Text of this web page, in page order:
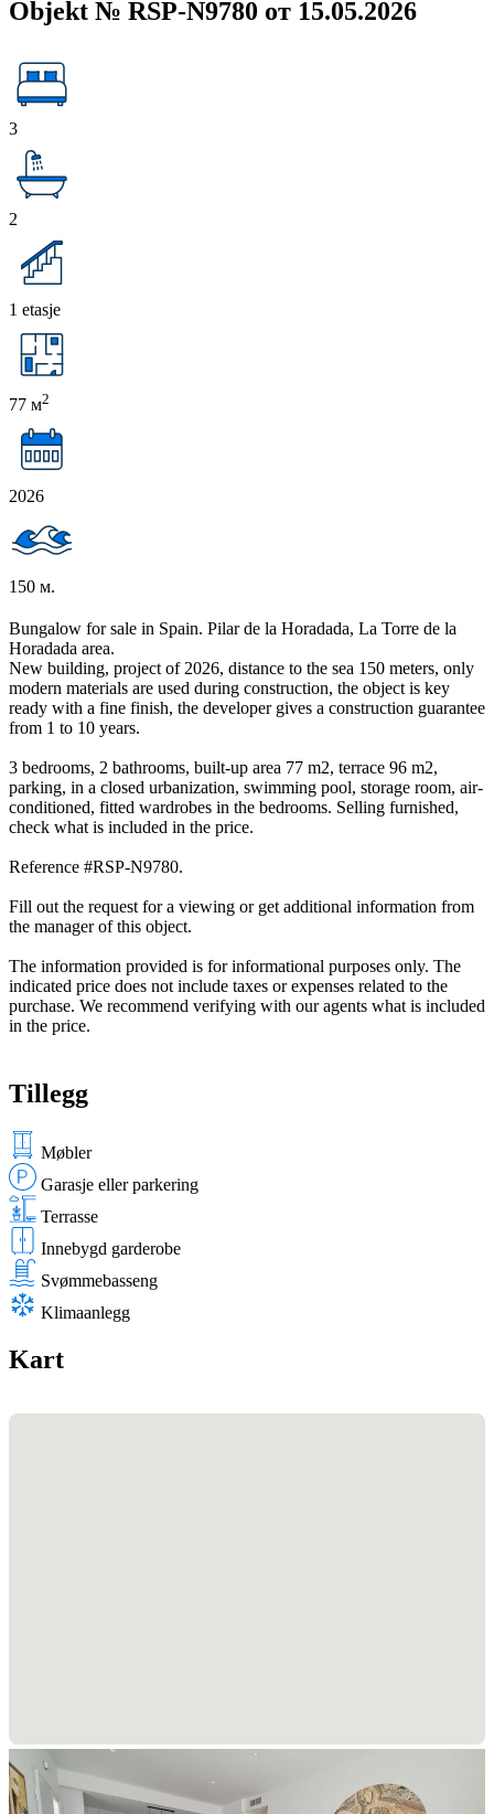
Objekt № RSP-N9780 от 15.05.2026
3
2
1 etasje
77 м2
2026
150 м.
Bungalow for sale in Spain. Pilar de la Horadada, La Torre de la
Horadada area.
New building, project of 2026, distance to the sea 150 meters, only
modern materials are used during construction, the object is key
ready with a fine finish, the developer gives a construction guarantee
from 1 to 10 years.
3 bedrooms, 2 bathrooms, built-up area 77 m2, terrace 96 m2,
parking, in a closed urbanization, swimming pool, storage room, air-
conditioned, fitted wardrobes in the bedrooms. Selling furnished,
check what is included in the price.
Reference #RSP-N9780.
Fill out the request for a viewing or get additional information from
the manager of this object.
The information provided is for informational purposes only. The
indicated price does not include taxes or expenses related to the
purchase. We recommend verifying with our agents what is included
in the price.
Tillegg
Møbler
Garasje eller parkering
Terrasse
Innebygd garderobe
Svømmebasseng
Klimaanlegg
Kart